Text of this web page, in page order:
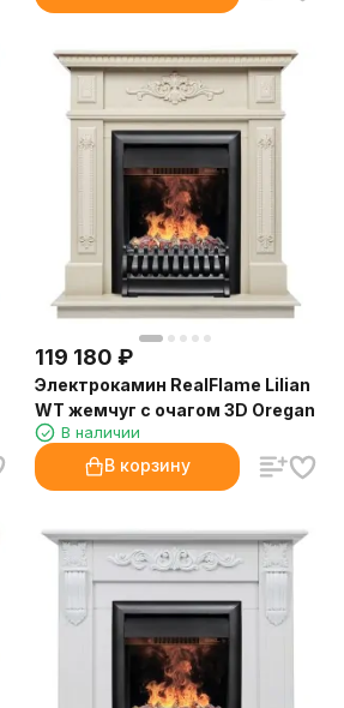
119 180 ₽
Электрокамин RealFlame Lilian
WT жемчуг с очагом 3D Oregan
В наличии
В корзину